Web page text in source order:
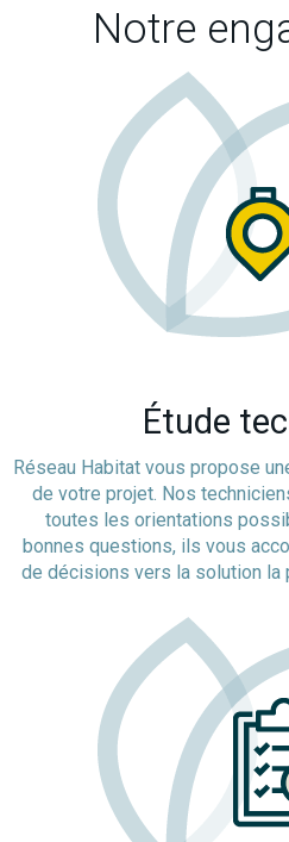
Notre
Étude
Réseau Habitat vous propose
de votre projet. Nos
toutes les orientations
bonnes questions, ils vous
de décisions vers la solution la